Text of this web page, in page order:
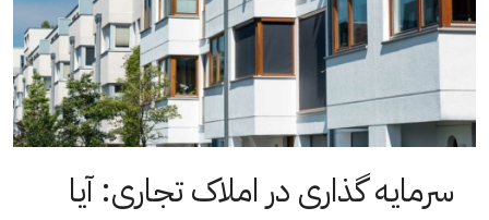
سرمایه گذاری در املاک تجاری: آیا